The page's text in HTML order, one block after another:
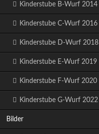
Kinderstube B-Wurf 2014
Kinderstube C-Wurf 2016
Kinderstube D-Wurf 2018
Kinderstube E-Wurf 2019
Kinderstube F-Wurf 2020
Kinderstube G-Wurf 2022
Bilder